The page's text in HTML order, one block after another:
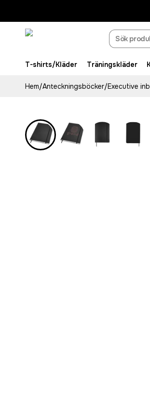
T-shirts/Kläder Träningskläder
Hem/Anteckningsböcker/Executive